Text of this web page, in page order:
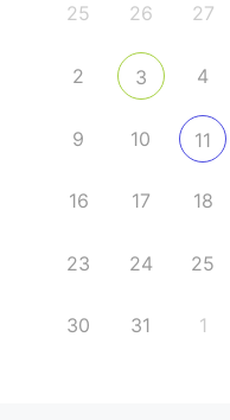
25 26 27
2 3 4
9 10 11
16 17 18
23 24 25
30 31 1